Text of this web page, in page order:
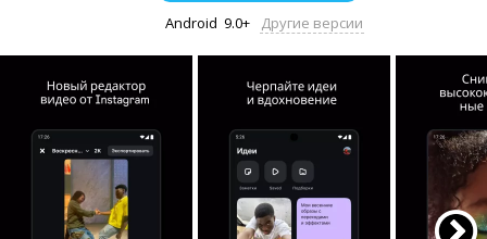
Android 9.0+ Другие версии